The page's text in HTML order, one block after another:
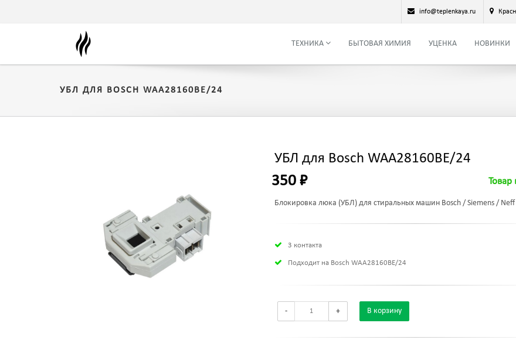
info@teplenkaya.ru
ТЕХНИКА БЫТОВАЯ ХИМИЯ УЦЕНКА НОВИНКИ
УБЛ ДЛЯ BOSCH WAA28160BE/24
УБЛ для Bosch WAA28160BE/24
350 ₽ Товар
Блокировка люка (УБЛ) для стиральных машин Bosch / Siemens / Neff
3 контакта
Подходит на Bosch WAA28160BE/24
- + В корзину